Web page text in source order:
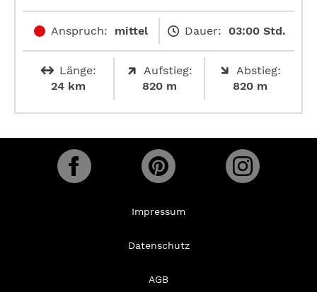
Anspruch: mittel Dauer: 03:00 Std.
Länge:
24 km
Aufstieg:
820 m
Abstieg:
820 m
Impressum
Datenschutz
AGB